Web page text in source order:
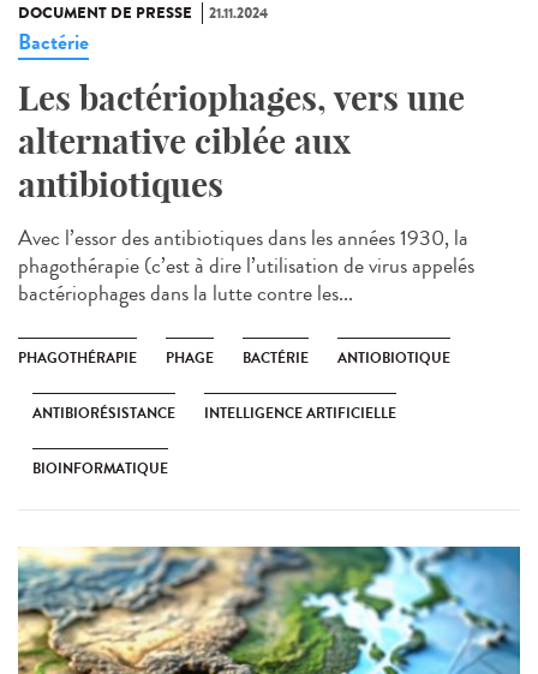
DOCUMENT DE PRESSE 21.11.2024
Bactérie
Les bactériophages, vers une
alternative ciblée aux
antibiotiques
Avec l’essor des antibiotiques dans les années 1930, la
phagothérapie (c’est à dire l’utilisation de virus appelés
bactériophages dans la lutte contre les...
PHAGOTHÉRAPIE PHAGE BACTÉRIE ANTIOBIOTIQUE
ANTIBIORÉSISTANCE INTELLIGENCE ARTIFICIELLE
BIOINFORMATIQUE